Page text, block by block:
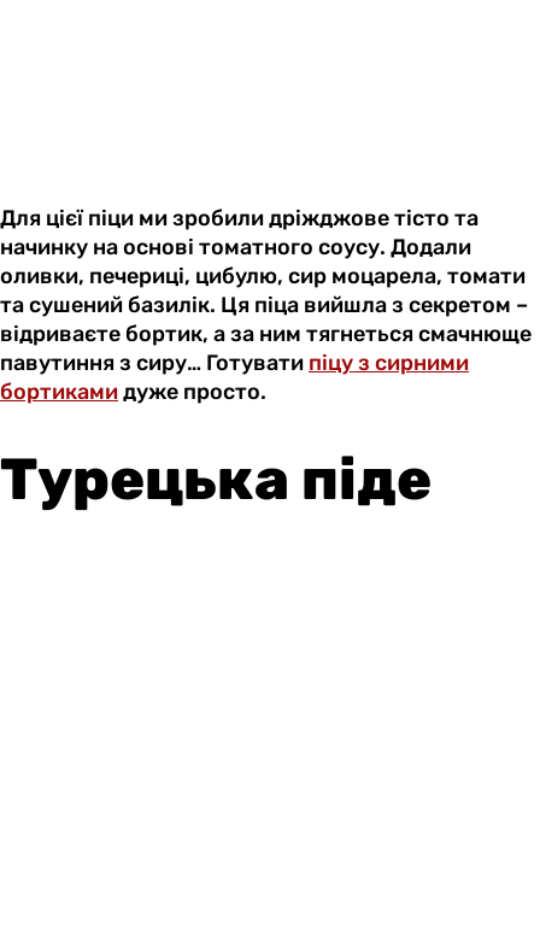
Для цієї піци ми зробили дріжджове тісто та
начинку на основі томатного соусу. Додали
оливки, печериці, цибулю, сир моцарела, томати
та сушений базилік. Ця піца вийшла з секретом –
відриваєте бортик, а за ним тягнеться смачнюще
павутиння з сиру… Готувати піцу з сирними
бортикамидуже просто.
Турецька піде